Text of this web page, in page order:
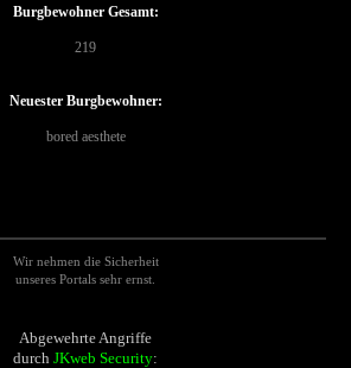
Burgbewohner Gesamt:
219
Neuester Burgbewohner:
bored aesthete
Wir nehmen die Sicherheit
unseres Portals sehr ernst.
Abgewehrte Angriffe
durch JKweb Security: